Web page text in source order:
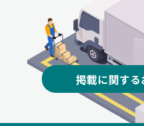
掲載に関す